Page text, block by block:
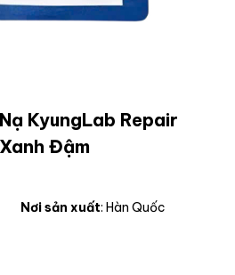
KyungLab Repair
Đậm
Nơi sản xuất: Hàn Quốc